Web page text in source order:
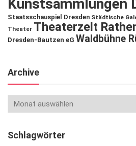
Kunstsammlungen
Staatsschauspiel Dresden Städtische
Theater Theaterzelt
Dresden-Bautzen eG Waldbühne
Archive
Schlagwörter